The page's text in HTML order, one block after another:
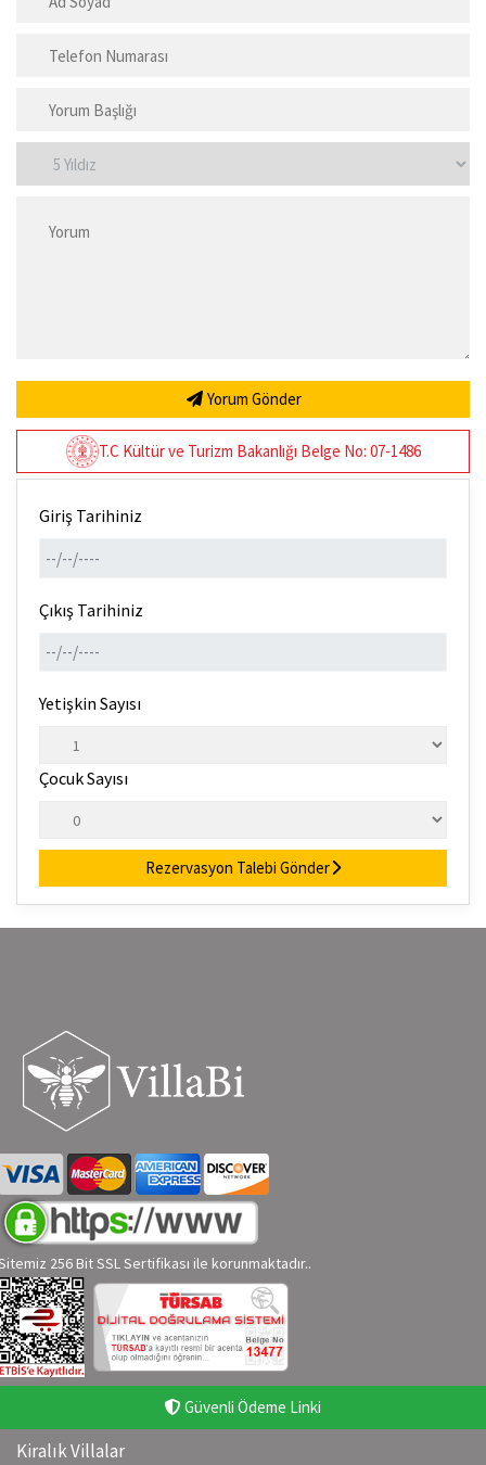
Yorum Gönder
T.C Kültür ve Turizm Bakanlığı Belge No: 07-1486
Giriş Tarihiniz
Çıkış Tarihiniz
Yetişkin Sayısı
Çocuk Sayısı
Rezervasyon Talebi Gönder
256 Bit SSL Sertifikası ile korunmaktadır..
Güvenli Ödeme Linki
Kiralık Villalar